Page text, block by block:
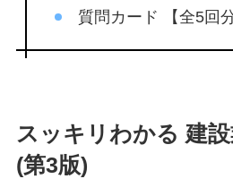
質問カード 【全5回分
スッキリわかる 建
(第3版)